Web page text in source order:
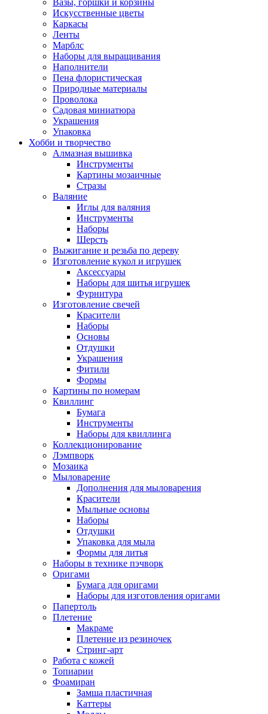
Вазы, горшки и корзины
Искусственные цветы
Каркасы
Ленты
Марблс
Наборы для выращивания
Наполнители
Пена флористическая
Природные материалы
Проволока
Садовая миниатюра
Украшения
Упаковка
Хобби и творчество
Алмазная вышивка
Инструменты
Картины мозаичные
Стразы
Валяние
Иглы для валяния
Инструменты
Наборы
Шерсть
Выжигание и резьба по дереву
Изготовление кукол и игрушек
Аксессуары
Наборы для шитья игрушек
Фурнитура
Изготовление свечей
Красители
Наборы
Основы
Отдушки
Украшения
Фитили
Формы
Картины по номерам
Квиллинг
Бумага
Инструменты
Наборы для квиллинга
Коллекционирование
Лэмпворк
Мозаика
Мыловарение
Дополнения для мыловарения
Красители
Мыльные основы
Наборы
Отдушки
Упаковка для мыла
Формы для литья
Наборы в технике пэчворк
Оригами
Бумага для оригами
Наборы для изготовления оригами
Папертоль
Плетение
Макраме
Плетение из резиночек
Стринг-арт
Работа с кожей
Топиарии
Фоамиран
Замша пластичная
Каттеры